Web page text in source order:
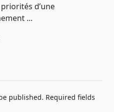
d’une
...
published. Required fields